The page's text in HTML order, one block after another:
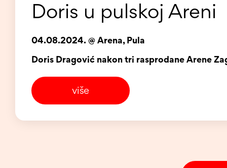
Doris u pulskoj Areni
04.08.2024. @ Arena, Pula
Doris Dragović nakon tri rasprodane Arene
više